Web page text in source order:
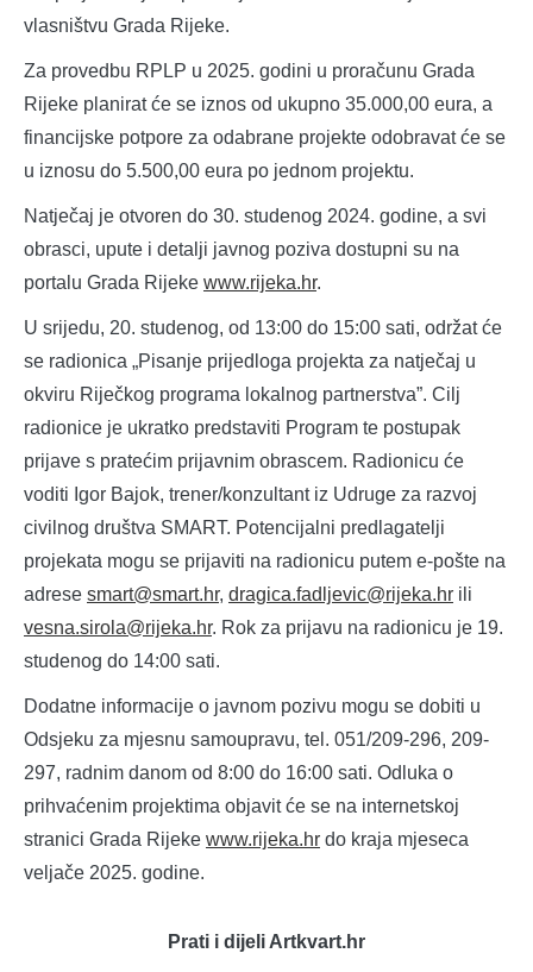
vlasništvu Grada Rijeke.
Za provedbu RPLP u 2025. godini u proračunu Grada
Rijeke planirat će se iznos od ukupno 35.000,00 eura, a
financijske potpore za odabrane projekte odobravat će se
u iznosu do 5.500,00 eura po jednom projektu.
Natječaj je otvoren do 30. studenog 2024. godine, a svi
obrasci, upute i detalji javnog poziva dostupni su na
portalu Grada Rijeke www.rijeka.hr.
U srijedu, 20. studenog, od 13:00 do 15:00 sati, održat će
se radionica „Pisanje prijedloga projekta za natječaj u
okviru Riječkog programa lokalnog partnerstva”. Cilj
radionice je ukratko predstaviti Program te postupak
prijave s pratećim prijavnim obrascem. Radionicu će
voditi Igor Bajok, trener/konzultant iz Udruge za razvoj
civilnog društva SMART. Potencijalni predlagatelji
projekata mogu se prijaviti na radionicu putem e-pošte na
adrese smart@smart.hr, dragica.fadljevic@rijeka.hr ili
vesna.sirola@rijeka.hr. Rok za prijavu na radionicu je 19.
studenog do 14:00 sati.
Dodatne informacije o javnom pozivu mogu se dobiti u
Odsjeku za mjesnu samoupravu, tel. 051/209-296, 209-
297, radnim danom od 8:00 do 16:00 sati. Odluka o
prihvaćenim projektima objavit će se na internetskoj
stranici Grada Rijeke www.rijeka.hr do kraja mjeseca
veljače 2025. godine.
Prati i dijeli Artkvart.hr